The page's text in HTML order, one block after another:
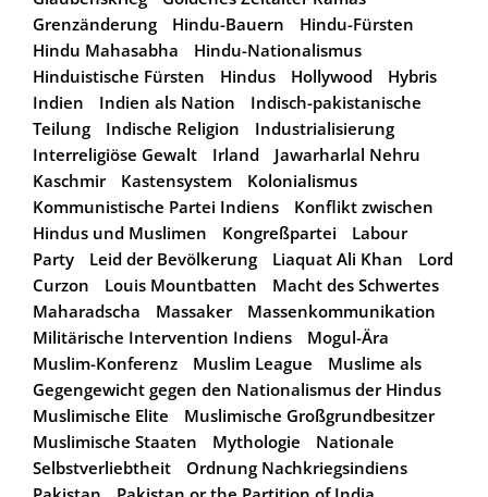
Grenzänderung
Hindu-Bauern
Hindu-Fürsten
Hindu Mahasabha
Hindu-Nationalismus
Hinduistische Fürsten
Hindus Hollywood
Hybris
Indien
Indien als Nation
Indisch-pakistanische
Teilung
Indische Religion
Industrialisierung
Interreligiöse Gewalt
Irland
Jawarharlal Nehru
Kaschmir
Kastensystem
Kolonialismus
Kommunistische Partei Indiens
Konflikt zwischen
Hindus und Muslimen
Kongreßpartei
Labour
Party
Leid der Bevölkerung Liaquat Ali Khan
Lord
Curzon
Louis Mountbatten
Macht des Schwertes
Maharadscha
Massaker
Massenkommunikation
Militärische Intervention Indiens
Mogul-Ära
Muslim-Konferenz
Muslim League
Muslime als
Gegengewicht gegen den Nationalismus der Hindus
Muslimische Elite
Muslimische Großgrundbesitzer
Muslimische Staaten
Mythologie
Nationale
Selbstverliebtheit
Ordnung Nachkriegsindiens